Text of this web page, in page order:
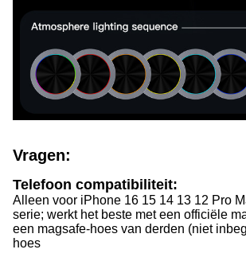
Vragen:
Telefoon compatibiliteit:
Alleen voor iPhone 16 15 14 13 12 Pro
serie; werkt het beste met een officiële
een magsafe-hoes van derden (niet
hoes